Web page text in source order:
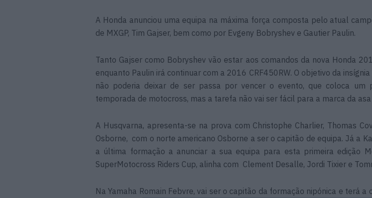
A Honda anunciou uma equipa na máxima força composta pelo atual
de MXGP, Tim Gajser, bem como por Evgeny Bobryshev e Gautier Paulin.
Tanto Gajser como Bobryshev vão estar aos comandos da nova Honda
enquanto Paulin irá continuar com a 2016 CRF450RW. O objetivo da
não poderia deixar de ser passa por vencer o evento, que coloca um
temporada de motocross, mas a tarefa não vai ser fácil para a marca da
A Husqvarna, apresenta-se na prova com Christophe Charlier, Thomas
Osborne, com o norte americano Osborne a ser o capitão de equipa. Já a
a última formação a anunciar a sua equipa para esta primeira edição
SuperMotocross Riders Cup, alinha com Clement Desalle, Jordi Tixier e
Na Yamaha Romain Febvre, vai ser o capitão da formação nipónica e terá a